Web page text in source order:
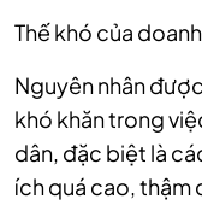
Thế khó của
Nguyên nhân
khó khăn trong
dân, đặc biệt là
ích quá cao, thậm